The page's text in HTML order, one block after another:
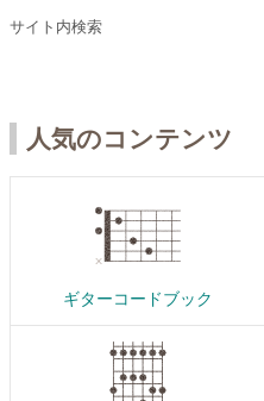
サイト内検索
人気のコンテンツ
ギターコードブック